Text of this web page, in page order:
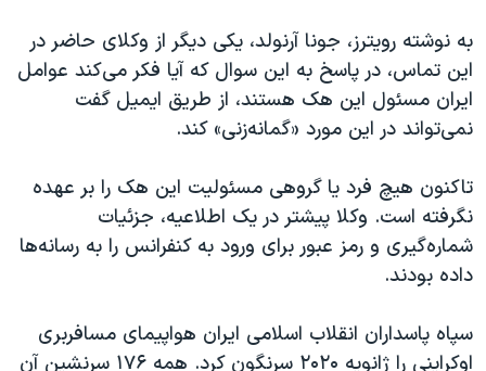
به نوشته رویترز،‌ جونا آرنولد، یکی دیگر از وکلای حاضر در
این تماس، در پاسخ به این سوال که آیا فکر می‌کند عوامل
ایران مسئول این هک هستند، از طریق ایمیل گفت
نمی‌تواند در این مورد «گمانه‌زنی» کند.
تاکنون هیچ فرد یا گروهی مسئولیت این هک را بر عهده
نگرفته است. وکلا پیشتر در یک اطلاعیه، جزئیات
شماره‌گیری و رمز عبور برای ورود به کنفرانس را به رسانه‌ها
داده بودند.
سپاه پاسداران انقلاب اسلامی ایران هواپیمای مسافربری
اوکراینی را ژانویه ۲۰۲۰ سرنگون کرد. همه ۱۷۶ سرنشین آن